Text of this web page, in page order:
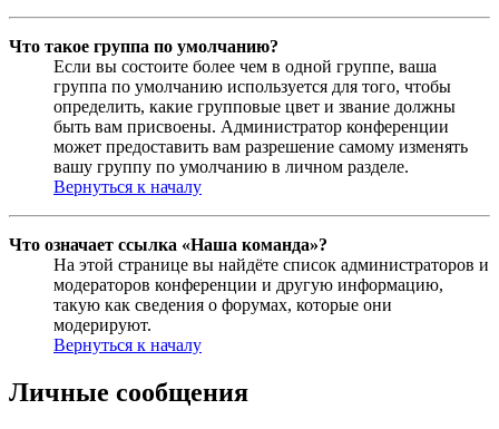
Что такое группа по умолчанию?
Если вы состоите более чем в одной группе, ваша
группа по умолчанию используется для того, чтобы
определить, какие групповые цвет и звание должны
быть вам присвоены. Администратор конференции
может предоставить вам разрешение самому изменять
вашу группу по умолчанию в личном разделе.
Вернуться к началу
Что означает ссылка «Наша команда»?
На этой странице вы найдёте список администраторов и
модераторов конференции и другую информацию,
такую как сведения о форумах, которые они
модерируют.
Вернуться к началу
Личные сообщения